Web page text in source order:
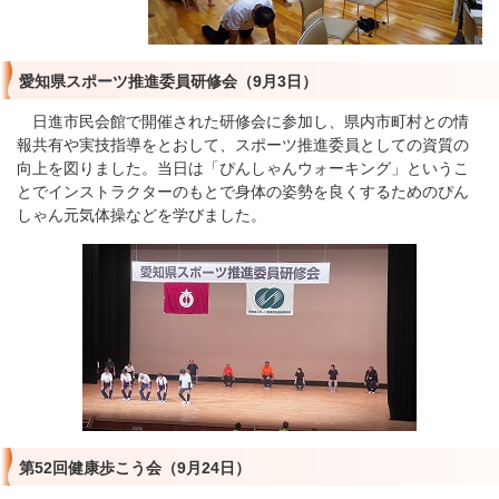
愛知県スポーツ推進委員研修会（9月3日）
日進市民会館で開催された研修会に参加し、県内市町村との情
報共有や実技指導をとおして、スポーツ推進委員としての資質の
向上を図りました。当日は「ぴんしゃんウォーキング」というこ
とでインストラクターのもとで身体の姿勢を良くするためのぴん
しゃん元気体操などを学びました。
第52回健康歩こう会（9月24日）